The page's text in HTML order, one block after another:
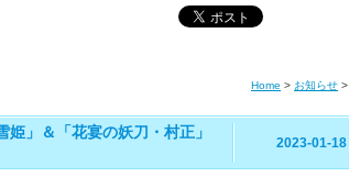
Home > お知らせ >
」＆「花宴の妖刀・村正」
2023-01-18